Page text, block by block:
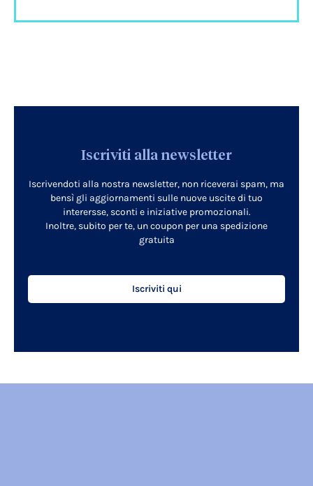
Iscriviti alla newsletter
Iscrivendoti alla nostra newsletter, non riceverai spam, ma
bensì gli aggiornamenti sulle nuove uscite di tuo
interersse, sconti e iniziative promozionali.
Inoltre, subito per te, un coupon per una spedizione
gratuita
Iscriviti qui